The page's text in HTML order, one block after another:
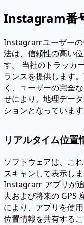
Instagram番
Instagramユーザーの
法は、信頼性の高い
す。 当社のトラッカ
ランスを提供します
く、ユーザーの完全
せにより、地理デー
ションとなっています
リアルタイム位置
ソフトウェアは、こ
スキャンして表示し
Instagram アプリが
去および将来の GPS
により、アプリを使
位置情報を共有するこ